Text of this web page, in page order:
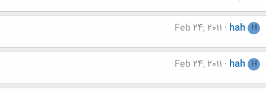
H
hah
Feb 24, 2011
H
hah
Feb 24, 2011